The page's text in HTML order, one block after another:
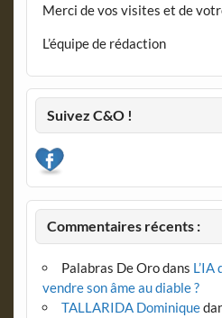
Merci de vos visites et de
L’équipe de rédaction
Suivez C&O !
Commentaires récents :
Palabras De Orodans
vendre son âme au diable ?
TALLARIDA Dominique